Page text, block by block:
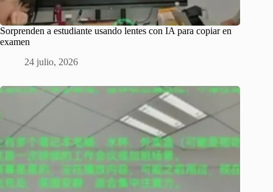
Sorprenden a estudiante usando lentes con IA para copiar en
examen
24 julio, 2026